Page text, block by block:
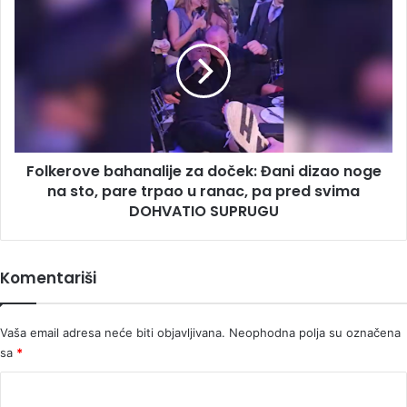
bahanalije
dizao
sto,
pare
pa
svima
DOHVATIO
Folkerove bahanalije za doček: Đani dizao noge
na sto, pare trpao u ranac, pa pred svima
DOHVATIO SUPRUGU
Komentariši
Vaša email adresa neće biti objavljivana. Neophodna polja su označena
sa *